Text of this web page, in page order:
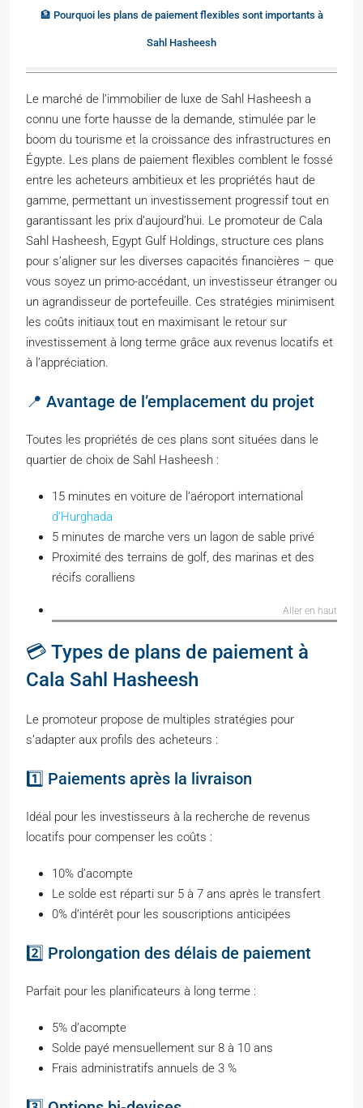
🏦 Pourquoi les plans de paiement flexibles sont importants à
Sahl Hasheesh
Le marché de l’immobilier de luxe de Sahl Hasheesh a
connu une forte hausse de la demande, stimulée par le
boom du tourisme et la croissance des infrastructures en
Égypte. Les plans de paiement flexibles comblent le fossé
entre les acheteurs ambitieux et les propriétés haut de
gamme, permettant un investissement progressif tout en
garantissant les prix d’aujourd’hui. Le promoteur de Cala
Sahl Hasheesh, Egypt Gulf Holdings, structure ces plans
pour s’aligner sur les diverses capacités financières – que
vous soyez un primo-accédant, un investisseur étranger ou
un agrandisseur de portefeuille. Ces stratégies minimisent
les coûts initiaux tout en maximisant le retour sur
investissement à long terme grâce aux revenus locatifs et
à l’appréciation.
📍 Avantage de l’emplacement du projet
Toutes les propriétés de ces plans sont situées dans le
quartier de choix de Sahl Hasheesh :
15 minutes en voiture de l’aéroport international
d’Hurghada
5 minutes de marche vers un lagon de sable privé
Proximité des terrains de golf, des marinas et des
récifs coralliens
Aller en haut
💳 Types de plans de paiement à
Cala Sahl Hasheesh
Le promoteur propose de multiples stratégies pour
s’adapter aux profils des acheteurs :
1️⃣ Paiements après la livraison
Idéal pour les investisseurs à la recherche de revenus
locatifs pour compenser les coûts :
10% d’acompte
Le solde est réparti sur 5 à 7 ans après le transfert
0% d’intérêt pour les souscriptions anticipées
2️⃣ Prolongation des délais de paiement
Parfait pour les planificateurs à long terme :
5% d’acompte
Solde payé mensuellement sur 8 à 10 ans
Frais administratifs annuels de 3 %